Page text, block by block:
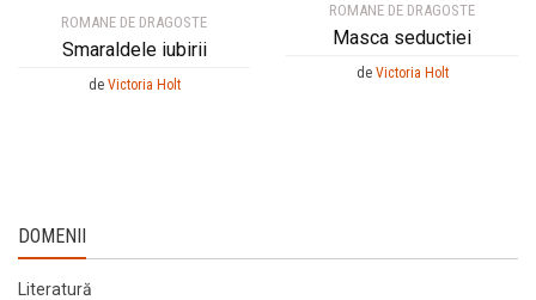
ROMANE DE DRAGOSTE
Smaraldele iubirii
de Victoria Holt
ROMANE DE DRAGOSTE
Masca seductiei
de Victoria Holt
DOMENII
Literatură